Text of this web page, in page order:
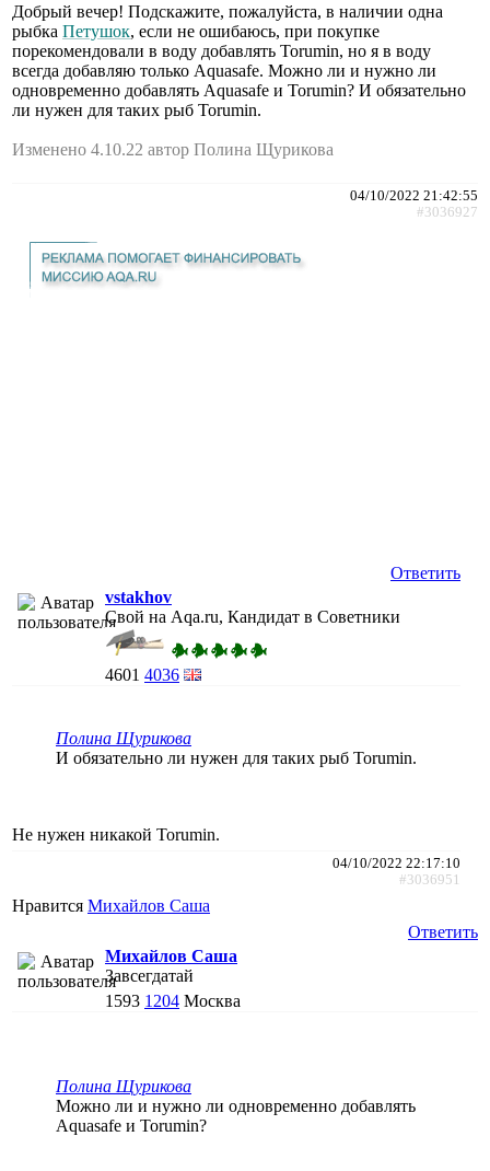
Добрый вечер! Подскажите, пожалуйста, в наличии одна
рыбка Петушок, если не ошибаюсь, при покупке
порекомендовали в воду добавлять Torumin, но я в воду
всегда добавляю только Aquasafe. Можно ли и нужно ли
одновременно добавлять Aquasafe и Torumin? И обязательно
ли нужен для таких рыб Torumin.
Изменено 4.10.22 автор Полина Щурикова
04/10/2022 21:42:55
#3036927
Ответить
vstakhov
Свой на Aqa.ru, Кандидат в Советники
4601 4036
Полина Щурикова
И обязательно ли нужен для таких рыб Torumin.
Не нужен никакой Torumin.
04/10/2022 22:17:10
#3036951
Нравится Михайлов Саша
Ответить
Михайлов Саша
Завсегдатай
1593 1204 Москва
Полина Щурикова
Можно ли и нужно ли одновременно добавлять
Aquasafe и Torumin?